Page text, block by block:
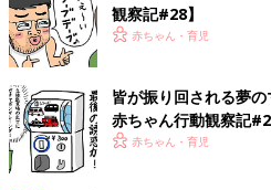
観察記#28】
赤ちゃん・育児
皆が振り回される夢
赤ちゃん行動観察記
赤ちゃん・育児